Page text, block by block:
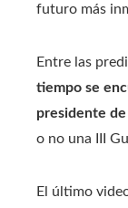
futuro más
Entre las
tiempo se
presidente
o no una III
El último